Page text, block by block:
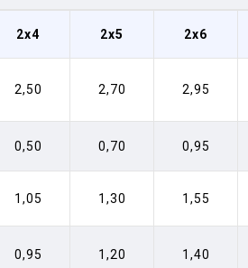
2x4 2x5 2x6
2,50 2,70 2,95
0,50 0,70 0,95
1,05 1,30 1,55
0,95 1,20 1,40